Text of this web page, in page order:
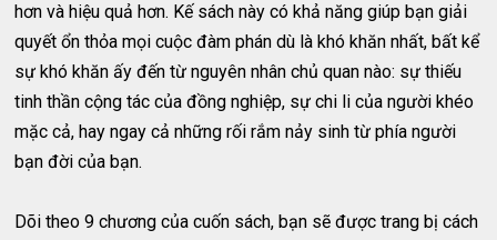
hơn và hiệu quả hơn. Kế sách này có khả năng giúp bạn giải
quyết ổn thỏa mọi cuộc đàm phán dù là khó khăn nhất, bất kể
sự khó khăn ấy đến từ nguyên nhân chủ quan nào: sự thiếu
tinh thần cộng tác của đồng nghiệp, sự chi li của người khéo
mặc cả, hay ngay cả những rối rắm nảy sinh từ phía người
bạn đời của bạn.
Dõi theo 9 chương của cuốn sách, bạn sẽ được trang bị cách